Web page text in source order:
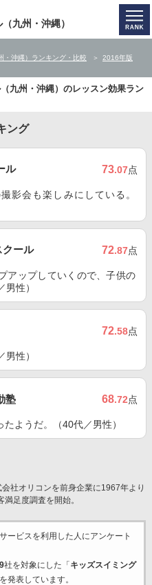
九州・沖縄）
・沖縄）ランキング・比較
2016年版
九州・沖縄）のレッスン効果ラン
ング
ル 73.07点
影会も楽しみにしている。
クール 72.87点
アップしていくので、子供の
性）
72.58点
性）
塾 68.72点
ようだ。（40代／男性）
社オリコンを前身企業に1967年より
足度調査を開始。
ービスを利用した 人にアンケート
社を対象にした「 キッズスイミング
発表しています。